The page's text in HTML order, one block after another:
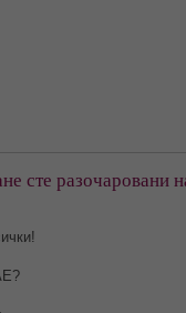
сте разочаровани